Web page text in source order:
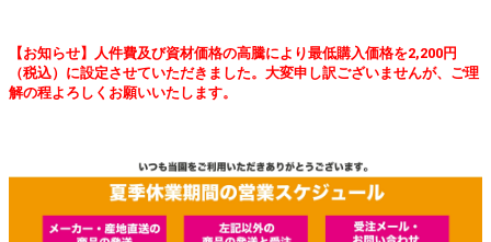
【お知らせ】人件費及び資材価格の高騰により最低購入価格を2,200円
（税込）に設定させていただきました。大変申し訳ございませんが、ご理
解の程よろしくお願いいたします。